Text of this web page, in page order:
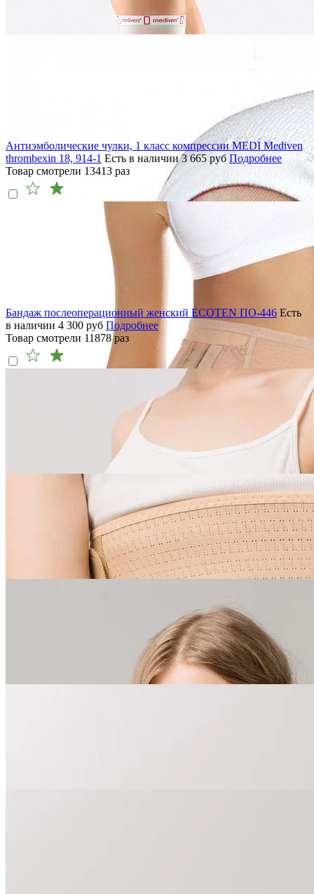
Антиэмболические чулки, 1 класс компрессии MEDI Mediven
thrombexin 18, 914-1 Есть в наличии 3 665 руб Подробнее
Товар смотрели 13413 раз
Бандаж послеоперационный женский ECOTEN ПО-446 Есть
в наличии 4 300 руб Подробнее
Товар смотрели 11878раз